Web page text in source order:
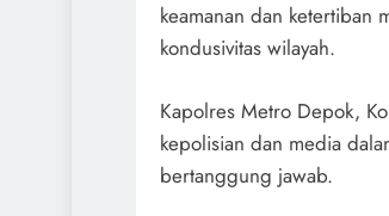
keamanan dan ketertiban
kondusivitas wilayah.
Kapolres Metro Depok,
kepolisian dan media
bertanggung jawab.